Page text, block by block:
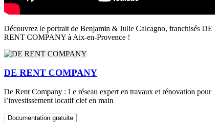
Découvrez le portrait de Benjamin & Julie Calcagno, franchisés DE
RENT COMPANY à Aix-en-Provence !
DE RENT COMPANY
De Rent Company : Le réseau expert en travaux et rénovation pour
l’investissement locatif clef en main
Documentation gratuite